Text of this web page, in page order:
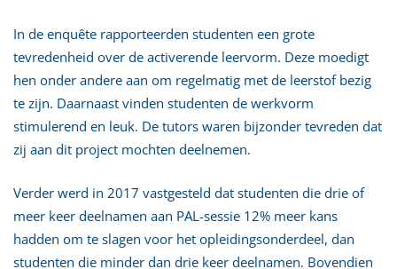
In de enquête rapporteerden studenten een grote
tevredenheid over de activerende leervorm. Deze moedigt
hen onder andere aan om regelmatig met de leerstof bezig
te zijn. Daarnaast vinden studenten de werkvorm
stimulerend en leuk. De tutors waren bijzonder tevreden dat
zij aan dit project mochten deelnemen.
Verder werd in 2017 vastgesteld dat studenten die drie of
meer keer deelnamen aan PAL-sessie 12% meer kans
hadden om te slagen voor het opleidingsonderdeel, dan
studenten die minder dan drie keer deelnamen. Bovendien